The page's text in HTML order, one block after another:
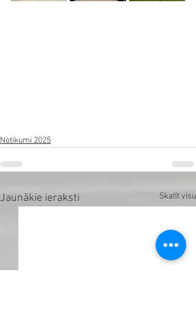
Notikumi 2025
Jaunākie ieraksti Skatīt visu